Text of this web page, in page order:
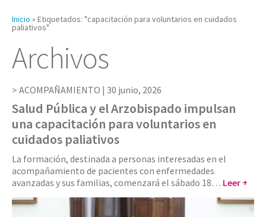
Inicio » Etiquetados: "capacitación para voluntarios en cuidados
paliativos"
Archivos
ACOMPAÑAMIENTO | 30 junio, 2026
Salud Pública y el Arzobispado impulsan
una capacitación para voluntarios en
cuidados paliativos
La formación, destinada a personas interesadas en el
acompañamiento de pacientes con enfermedades
avanzadas y sus familias, comenzará el sábado 18… Leer +